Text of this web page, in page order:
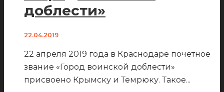
доблести»
22.04.2019
22 апреля 2019 года в Краснодаре почетное
звание «Город воинской доблести»
присвоено Крымску и Темрюку. Такое...